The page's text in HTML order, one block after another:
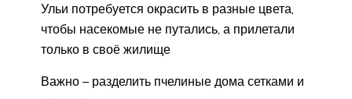
Ульи потребуется окрасить в разные цвета,
чтобы насекомые не путались, а прилетали
только в своё жилище
Важно – разделить пчелиные дома сетками и